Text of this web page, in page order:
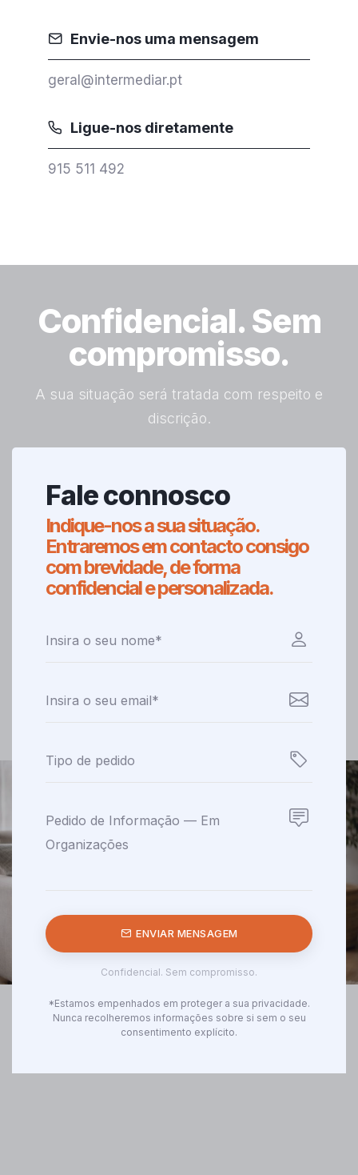
Envie-nos uma mensagem
geral@intermediar.pt
Ligue-nos diretamente
915 511 492
Confidencial. Sem
compromisso.
A sua situação será tratada com respeito e
discrição.
Fale connosco
Indique-nos a sua situação.
Entraremos em contacto consigo
com brevidade, de forma
confidencial e personalizada.
ENVIAR MENSAGEM
Confidencial. Sem compromisso.
*Estamos empenhados em proteger a sua privacidade.
Nunca recolheremos informações sobre si sem o seu
consentimento explícito.